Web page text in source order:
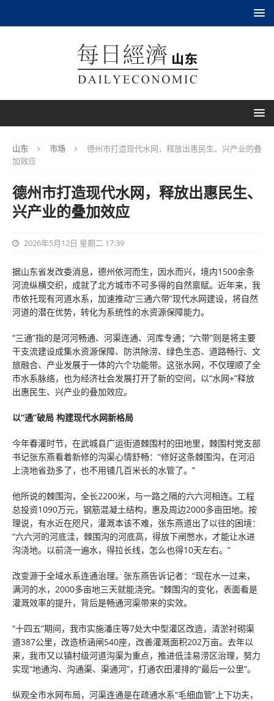
山东 市场
德州市打造现代水网，释放出惠民生、兴产业的叠
加效应
德州市打造现代水网，释放出惠民生、
兴产业的叠加效应
2026年5月12日 星期二 17:39
据山东省发改委消息，德州依河而生，因水而兴，境内1500余条
河流纵横交织，成就了北方城市不可多得的自然禀赋。近年来，我
市依托现有河道水系，加速推动“三通六带”现代水网建设，将自然
河道的潜在优势，转化为系统性的水资源保障能力。
“三通”指的是河河畅通、河渠连通、河库专通；“六带”则是将主要
干支流建设成集水资源保障、防洪除涝、绿色生态、道路畅行、文
旅融合、产业发展于一体的六个功能带。这张水网，不仅理顺了全
市水系脉络，也为经济社会发展打开了新的空间，以“水网+”释放
出惠民生、兴产业的叠加效应。
以“通”破局 构建现代水网新格局
今年春灌时节，在武城县广运街道棘围村的田地里，棘围村党支部
书记张东燕看着新修的沟渠心情舒畅：“修好这条棘围沟，在河沿
上浇地省劲多了，也不用铺几百米长的水管了。”
他所说的棘围沟，全长2200米，与一路之隔的六六河相连。工程
总投资1090万元，钢筋混凝土结构，惠及周边2000多亩田地。按
理说，有水近在咫尺，灌溉本该不难，张东燕道出了以往的困境：
“六六河的河底洼，棘围沟的河底高，得放下闸憋水，才能让水进
沟浇地。以前浇一遍水，得拉长线，怎么也得10天左右。”
改变源于全域水系连通治理。张东燕告诉记者：“现在水一过来，
满河的水，2000多亩地三天就能浇完。”棘围沟的变化，表面看是
灌溉效率的提升，背后是畅通河渠带来的实效。
“十四五”期间，我市实施潘庄等7处大中型灌区改造，清淤衬砌渠
道387公里，改造桥涵闸540座，改善灌溉面积202万亩。去年以
来，我市又以镇村级河道沟渠为重点，推进低洼易涝区治理，努力
实现“地通沟、沟通渠、渠通河”，打通农田灌排的“最后一公里”。
纵观全市水网布局，河渠连通是在疏通水系“毛细血管”上下功夫，